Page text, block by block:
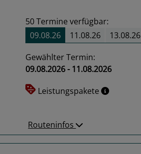
50Termine verfügbar:
09.08.26
11.08.26 13.08.26
Gewählter Termin:
09.08.2026 - 11.08.2026
Leistungspakete
Routeninfos